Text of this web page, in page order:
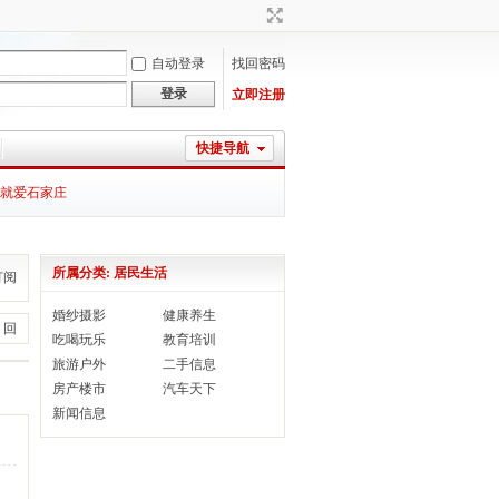
自动登录
找回密码
登录
立即注册
快捷导航
就爱石家庄
所属分类: 居民生活
婚纱摄影
健康养生
吃喝玩乐
教育培训
旅游户外
二手信息
房产楼市
汽车天下
新闻信息